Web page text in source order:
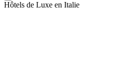
Hôtels de Luxe en Italie